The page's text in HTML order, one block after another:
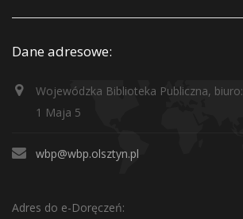
Dane adresowe:
Wojewódzka Biblioteka Publiczna,
1 Maja 5
wbp@wbp.olsztyn.pl
Adres do e-Doręczeń: